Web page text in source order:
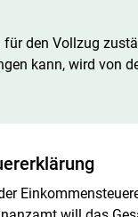
den Vollzug
kann, wird von